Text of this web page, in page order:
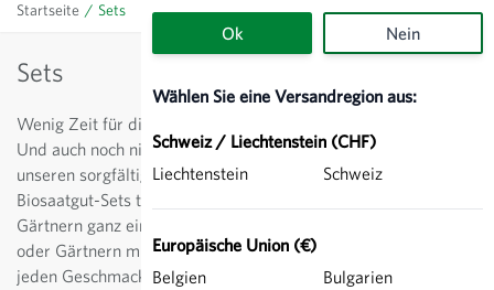
Ok Nein
Wählen Sie eine Versandregion aus:
Schweiz / Liechtenstein (CHF)
Liechtenstein
Schweiz
Europäische Union (€)
Belgien
Bulgarien
Startseite / Sets
Sets
Wenig Zeit für die Sortenauswahl im Garten und vielleicht?
Und auch noch nicht die passenden Ideen? Kein Problem! Mit
unseren sorgfältig zusammengestellten, vielfältigen
Biosaatgut-Sets treffen Sie immer die richtige Wahl. So wird
Gärtnern ganz einfach. Ob für den Balkon, den Kräutergarten
oder Gärtnern mit Kindern – für jedes Gartenprojekt und
jeden Geschmack ist etwas dabei. Statt einzelne Samentüten